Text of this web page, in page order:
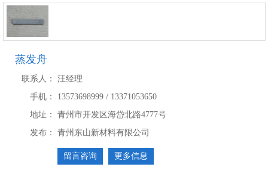
蒸发舟
联系人：
汪经理
手机：
13573698999 / 13371053650
地址：
青州市开发区海岱北路4777号
发布：
青州东山新材料有限公司
留言咨询 更多信息